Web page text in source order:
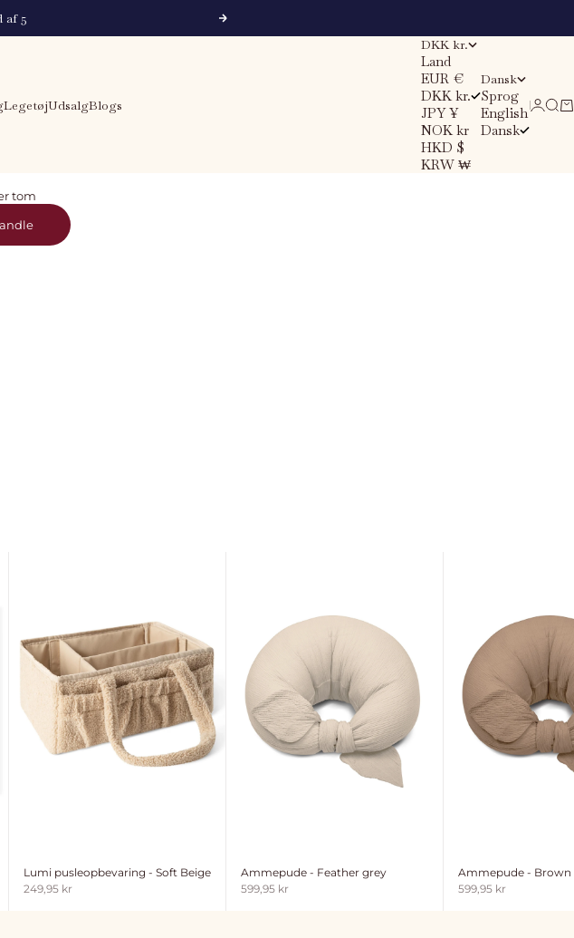
5 Næste
LegetøjUdsalgBlogs
DKK kr.
Land
EUR €
DKK kr.
JPY ¥
NOK kr
HKD $
KRW ₩
Dansk
Sprog
English
Dansk
Log ind
Søg
tom
Lumi pusleopbevaring - Soft Beige
Salgspris
249,95 kr
Ammepude - Feather grey
Salgspris
599,95 kr
Ammepude - Brown
Salgspris
599,95 kr